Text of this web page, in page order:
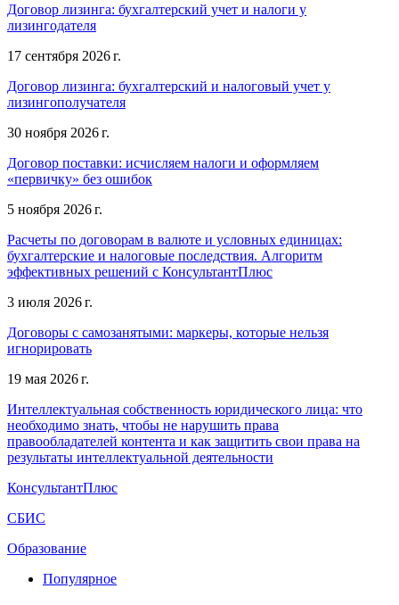
Договор лизинга: бухгалтерский учет и налоги у
лизингодателя
17 сентября 2026 г.
Договор лизинга: бухгалтерский и налоговый учет у
лизингополучателя
30 ноября 2026 г.
Договор поставки: исчисляем налоги и оформляем
«первичку» без ошибок
5 ноября 2026 г.
Расчеты по договорам в валюте и условных единицах:
бухгалтерские и налоговые последствия. Алгоритм
эффективных решений с КонсультантПлюс
3 июля 2026 г.
Договоры с самозанятыми: маркеры, которые нельзя
игнорировать
19 мая 2026 г.
Интеллектуальная собственность юридического лица: что
необходимо знать, чтобы не нарушить права
правообладателей контента и как защитить свои права на
результаты интеллектуальной деятельности
КонсультантПлюс
СБИС
Образование
Популярное